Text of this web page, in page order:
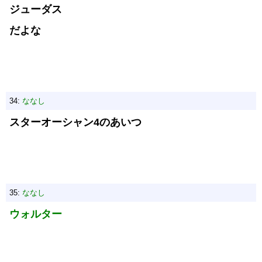
ジューダス
だよな
34: ななし
スターオーシャン4のあいつ
35: ななし
ウォルター